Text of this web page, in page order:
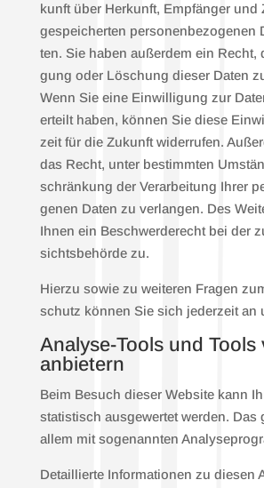
kunft über Her­kunft, Emp­fän­ger und
gespei­cher­ten per­so­nen­be­zo­ge­nen
ten. Sie haben außer­dem ein
gung oder Löschung die­ser Daten
Wenn Sie eine Ein­wil­li­gung zur
erteilt haben, kön­nen Sie die­se
zeit für die Zukunft wider­ru­fen.
das Recht, unter bestimm­ten
schrän­kung der Ver­ar­bei­tung Ihrer
ge­nen Daten zu ver­lan­gen. Des
Ihnen ein Beschwer­de­recht bei der
sichts­be­hör­de zu.
Hier­zu sowie zu wei­te­ren Fra­gen
schutz kön­nen Sie sich jeder­zeit an
Ana­ly­se-Tools und
anbietern
Beim Besuch die­ser Web­site kann
sta­tis­tisch aus­ge­wer­tet wer­den. Das
allem mit soge­nann­ten
Detail­lier­te Infor­ma­tio­nen zu die­sen